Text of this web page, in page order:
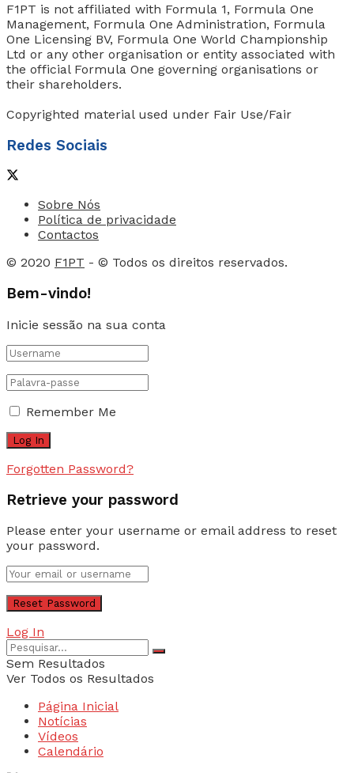
F1PT is not affiliated with Formula 1, Formula One
Management, Formula One Administration, Formula
One Licensing BV, Formula One World Championship
Ltd or any other organisation or entity associated with
the official Formula One governing organisations or
their shareholders.
Copyrighted material used under Fair Use/Fair
Redes Sociais
Sobre Nós
Política de privacidade
Contactos
© 2020 F1PT - © Todos os direitos reservados.
Bem-vindo!
Inicie sessão na sua conta
Remember Me
Forgotten Password?
Retrieve your password
Please enter your username or email address to reset
your password.
Log In
Sem Resultados
Ver Todos os Resultados
Página Inicial
Notícias
Vídeos
Calendário